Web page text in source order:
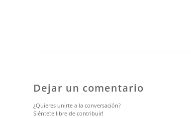
Dejar un comentario
¿Quieres unirte a la conversación?
Siéntete libre de contribuir!